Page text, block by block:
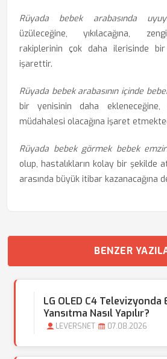
Rüyada bebek arabasında
üzüleceğine, yıkılacağına,
rakiplerinin çok daha ilerisinde bir
işarettir.
Rüyada bebek arabasının içinde
bir yenisinin daha ekleneceğine,
müdahalesi olacağına işaret
Rüyada bebek görmek bebek
olup, hastalıkların kolay bir şekilde
arasında büyük itibar kazanacağına
BENZER
LG OLED C4 Televizyonda
Yansıtma Nasıl Yapılır?
LEVERSNET 07.08.2026